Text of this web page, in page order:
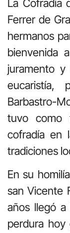
La Cofradía
Ferrer de
hermanos
bienvenida
juramento y
eucaristía,
Barbastro-
tuvo como
cofradía en
tradiciones
En su
san Vicente
años llegó
perdura hoy